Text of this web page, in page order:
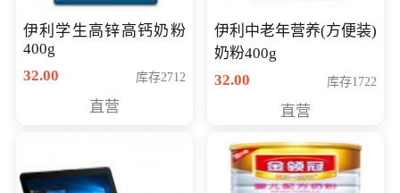
伊利学生高锌高钙奶粉
400g
32.00
库存2712
直营
伊利中老年营养(方便装)
奶粉400g
32.00
库存1722
直营